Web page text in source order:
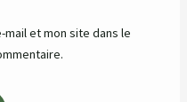
et mon site dans le